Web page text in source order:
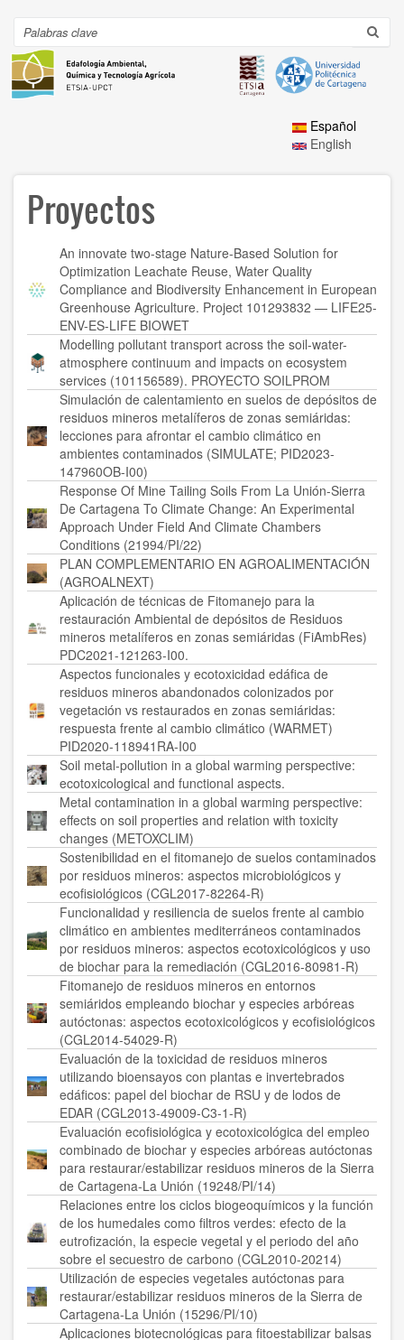
contenido
principal
Search
Español
English
Proyectos
An innovate two-stage Nature-Based Solution for
Optimization Leachate Reuse, Water Quality
Compliance and Biodiversity Enhancement in European
Greenhouse Agriculture. Project 101293832 — LIFE25-
ENV-ES-LIFE BIOWET
Modelling pollutant transport across the soil-water-
atmosphere continuum and impacts on ecosystem
services (101156589). PROYECTO SOILPROM
Simulación de calentamiento en suelos de depósitos de
residuos mineros metalíferos de zonas semiáridas:
lecciones para afrontar el cambio climático en
ambientes contaminados (SIMULATE; PID2023-
147960OB-I00)
Response Of Mine Tailing Soils From La Unión-Sierra
De Cartagena To Climate Change: An Experimental
Approach Under Field And Climate Chambers
Conditions (21994/PI/22)
PLAN COMPLEMENTARIO EN AGROALIMENTACIÓN
(AGROALNEXT)
Aplicación de técnicas de Fitomanejo para la
restauración Ambiental de depósitos de Residuos
mineros metalíferos en zonas semiáridas (FiAmbRes)
PDC2021-121263-I00.
Aspectos funcionales y ecotoxicidad edáfica de
residuos mineros abandonados colonizados por
vegetación vs restaurados en zonas semiáridas:
respuesta frente al cambio climático (WARMET)
PID2020-118941RA-I00
Soil metal-pollution in a global warming perspective:
ecotoxicological and functional aspects.
Metal contamination in a global warming perspective:
effects on soil properties and relation with toxicity
changes (METOXCLIM)
Sostenibilidad en el fitomanejo de suelos contaminados
por residuos mineros: aspectos microbiológicos y
ecofisiológicos (CGL2017-82264-R)
Funcionalidad y resiliencia de suelos frente al cambio
climático en ambientes mediterráneos contaminados
por residuos mineros: aspectos ecotoxicológicos y uso
de biochar para la remediación (CGL2016-80981-R)
Fitomanejo de residuos mineros en entornos
semiáridos empleando biochar y especies arbóreas
autóctonas: aspectos ecotoxicológicos y ecofisiológicos
(CGL2014-54029-R)
Evaluación de la toxicidad de residuos mineros
utilizando bioensayos con plantas e invertebrados
edáficos: papel del biochar de RSU y de lodos de
EDAR (CGL2013-49009-C3-1-R)
Evaluación ecofisiológica y ecotoxicológica del empleo
combinado de biochar y especies arbóreas autóctonas
para restaurar/estabilizar residuos mineros de la Sierra
de Cartagena-La Unión (19248/PI/14)
Relaciones entre los ciclos biogeoquímicos y la función
de los humedales como filtros verdes: efecto de la
eutrofización, la especie vegetal y el periodo del año
sobre el secuestro de carbono (CGL2010-20214)
Utilización de especies vegetales autóctonas para
restaurar/estabilizar residuos mineros de la Sierra de
Cartagena-La Unión (15296/PI/10)
Aplicaciones biotecnológicas para fitoestabilizar balsas